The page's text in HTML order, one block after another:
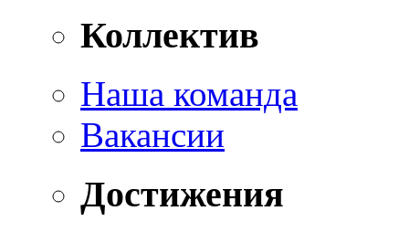
Коллектив
Наша команда
Вакансии
Достижения